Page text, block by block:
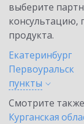
выберите
консультацию,
продукта.
Екатеринбург
Первоуральск
пункты
Смотрите
Курганская